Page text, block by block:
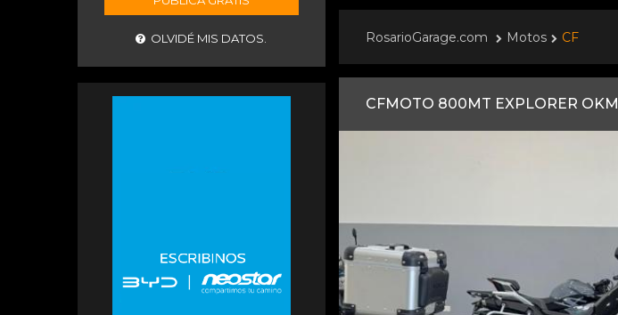
OLVIDÉ MIS DATOS. RosarioGarage.com Motos CF
CFMOTO 800MT EXPLORER OKM